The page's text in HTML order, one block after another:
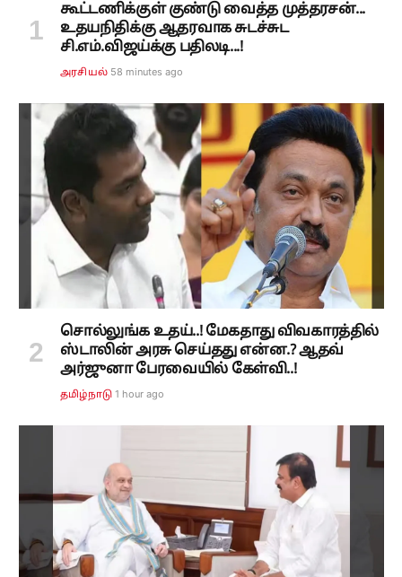
கூட்டணிக்குள் குண்டு வைத்த முத்தரசன்...
உதயநிதிக்கு ஆதரவாக சுடச்சுட
சி.எம்.விஜய்க்கு பதிலடி...!
அரசியல் 58 minutes ago
சொல்லுங்க உதய்..! மேகதாது விவகாரத்தில்
ஸ்டாலின் அரசு செய்தது என்ன.? ஆதவ்
அர்ஜுனா பேரவையில் கேள்வி..!
தமிழ்நாடு 1 hour ago